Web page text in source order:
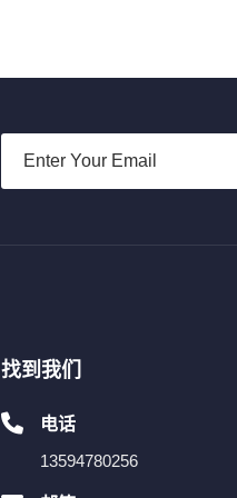
找到我们
电话
13594780256